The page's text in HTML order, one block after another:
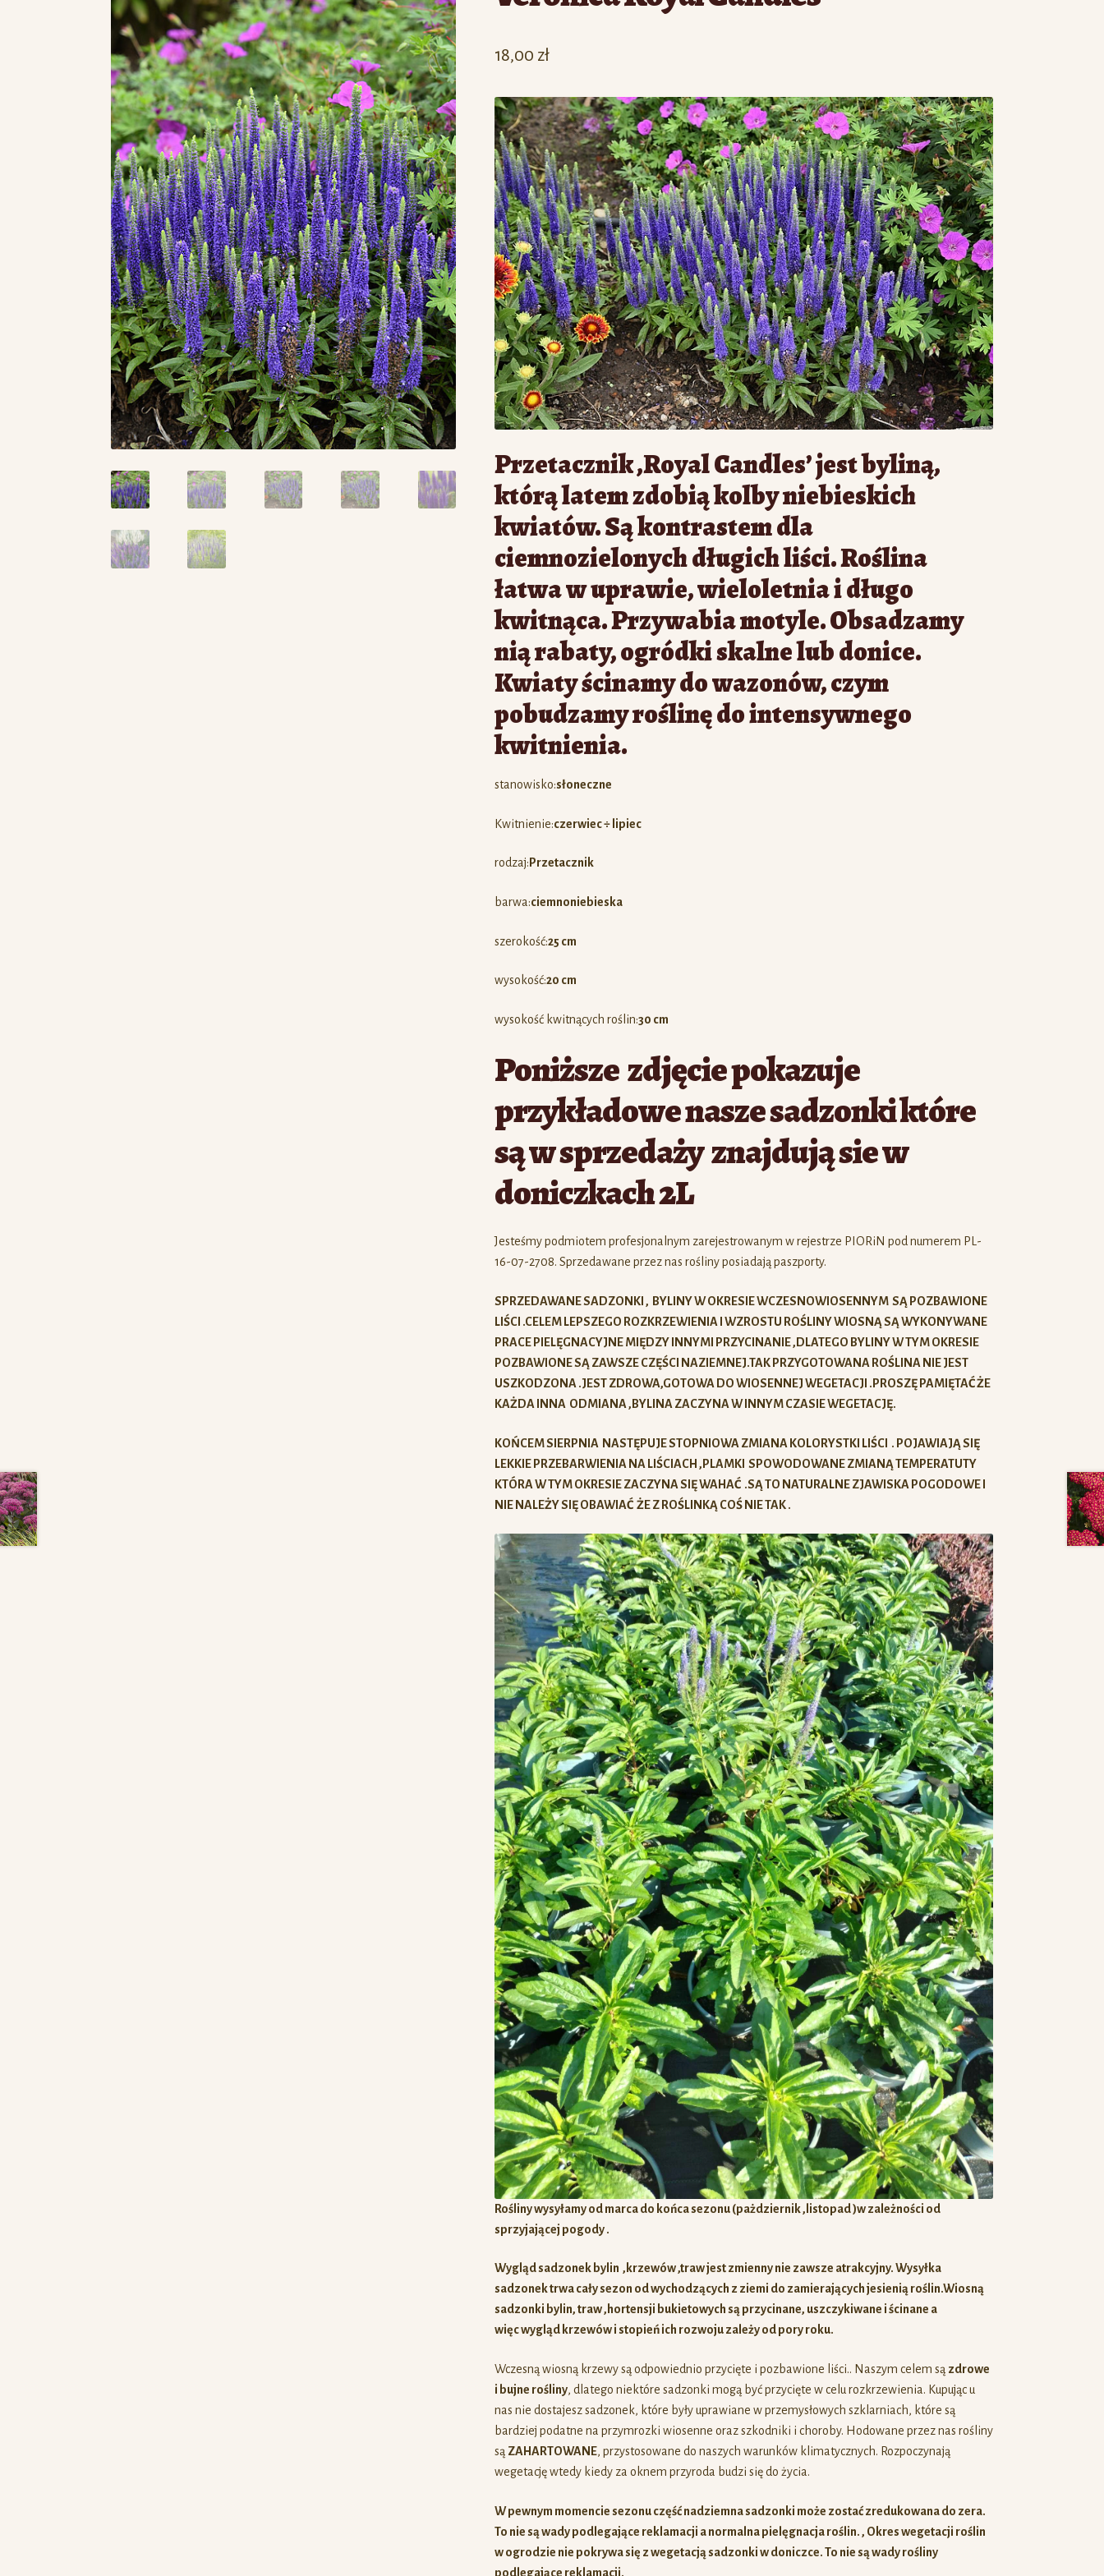
18,00 zł
Przetacznik ‚Royal Candles’ jest byliną,
którą latem zdobią kolby niebieskich
kwiatów. Są kontrastem dla
ciemnozielonych długich liści. Roślina
łatwa w uprawie, wieloletnia i długo
kwitnąca. Przywabia motyle. Obsadzamy
nią rabaty, ogródki skalne lub donice.
Kwiaty ścinamy do wazonów, czym
pobudzamy roślinę do intensywnego
kwitnienia.
stanowisko:słoneczne
Kwitnienie:czerwiec ÷ lipiec
rodzaj: Przetacznik
barwa:ciemnoniebieska
szerokość:25 cm
wysokość:20 cm
wysokość kwitnących roślin:30 cm
Poniższe zdjęcie pokazuje
przykładowe nasze sadzonki które
są w sprzedaży znajdują sie w
doniczkach 2L
Jesteśmy podmiotem profesjonalnym zarejestrowanym w rejestrze PIORiN pod numerem PL-
16-07-2708. Sprzedawane przez nas rośliny posiadają paszporty.
SPRZEDAWANE SADZONKI , BYLINY W OKRESIE WCZESNOWIOSENNYM SĄ POZBAWIONE
LIŚCI .CELEM LEPSZEGO ROZKRZEWIENIA I WZROSTU ROŚLINY WIOSNĄ SĄ WYKONYWANE
PRACE PIELĘGNACYJNE MIĘDZY INNYMI PRZYCINANIE ,DLATEGO BYLINY W TYM OKRESIE
POZBAWIONE SĄ ZAWSZE CZĘŚCI NAZIEMNEJ.TAK PRZYGOTOWANA ROŚLINA NIE JEST
USZKODZONA .JEST ZDROWA,GOTOWA DO WIOSENNEJ WEGETACJI .PROSZĘ PAMIĘTAĆ ŻE
KAŻDA INNA ODMIANA ,BYLINA ZACZYNA W INNYM CZASIE WEGETACJĘ.
KOŃCEM SIERPNIA NASTĘPUJE STOPNIOWA ZMIANA KOLORYSTKI LIŚCI . POJAWIAJĄ SIĘ
LEKKIE PRZEBARWIENIA NA LIŚCIACH ,PLAMKI SPOWODOWANE ZMIANĄ TEMPERATUTY
KTÓRA W TYM OKRESIE ZACZYNA SIĘ WAHAĆ .SĄ TO NATURALNE ZJAWISKA POGODOWE I
NIE NALEŻY SIĘ OBAWIAĆ ŻE Z ROŚLINKĄ COŚ NIE TAK .
Rośliny wysyłamy od marca do końca sezonu (pażdziernik ,listopad )w zależności od
sprzyjającej pogody .
Wygląd sadzonek bylin ,krzewów ,traw jest zmienny nie zawsze atrakcyjny. Wysyłka
sadzonek trwa cały sezon od wychodzących z ziemi do zamierających jesienią roślin.Wiosną
sadzonki bylin, traw ,hortensji bukietowych są przycinane, uszczykiwane i ścinane a
więcwygląd krzewów i stopień ich rozwoju zależy od pory roku.
Wczesną wiosną krzewy są odpowiednio przycięte i pozbawione liści.. Naszym celem są zdrowe
i bujne rośliny, dlatego niektóre sadzonki mogą być przycięte w celu rozkrzewienia. Kupując u
nas nie dostajesz sadzonek, które były uprawiane w przemysłowych szklarniach, które są
bardziej podatne na przymrozki wiosenne oraz szkodniki i choroby. Hodowane przez nas rośliny
są ZAHARTOWANE, przystosowane do naszych warunków klimatycznych. Rozpoczynają
wegetację wtedy kiedy za oknem przyroda budzi się do życia.
W pewnym momencie sezonu część nadziemna sadzonki może zostać zredukowana do zera.
To nie są wady podlegające reklamacji a normalna pielęgnacja roślin. , Okres wegetacji roślin
w ogrodzie nie pokrywa się z wegetacją sadzonki w doniczce. To nie są wady rośliny
podlegające reklamacji.